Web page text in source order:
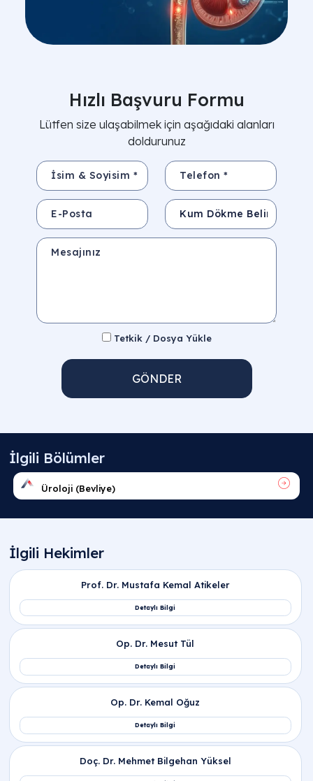
Hızlı Başvuru Formu
Lütfen size ulaşabilmek için aşağıdaki alanları
doldurunuz
İsim & Soyisim * Telefon *
E-Posta Konu
Mesajınız
Tetkik / Dosya Yükle
GÖNDER